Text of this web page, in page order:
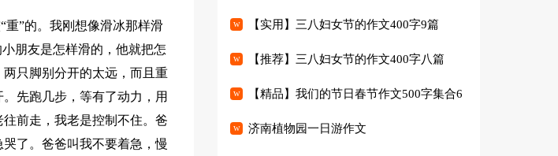
重”的。我刚想像滑冰那样滑
朋友是怎样滑的，他就把怎
只脚别分开的太远，而且重
先跑几步，等有了动力，用
前走，我老是控制不住。爸
了。爸爸叫我不要着急，慢
【实用】三八妇女节的作文400字9篇
【推荐】三八妇女节的作文400字八篇
【精品】我们的节日春节作文500字集合6
篇 济南植物园一日游作文